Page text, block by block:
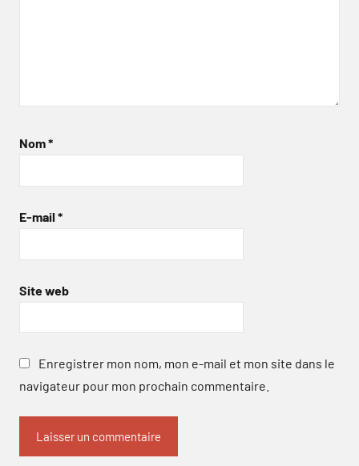
Nom*
E-mail *
Site web
Enregistrer mon nom, mon e-mail et mon site dans le
navigateur pour mon prochain commentaire.